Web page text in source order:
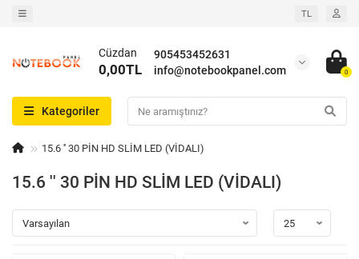
TL
905453452631
info@notebookpanel.com
Cüzdan
0,00TL 0
Kategoriler
15.6 '' 30 PİN HD SLİM LED (VİDALI)
15.6 '' 30 PİN HD SLİM LED (VİDALI)